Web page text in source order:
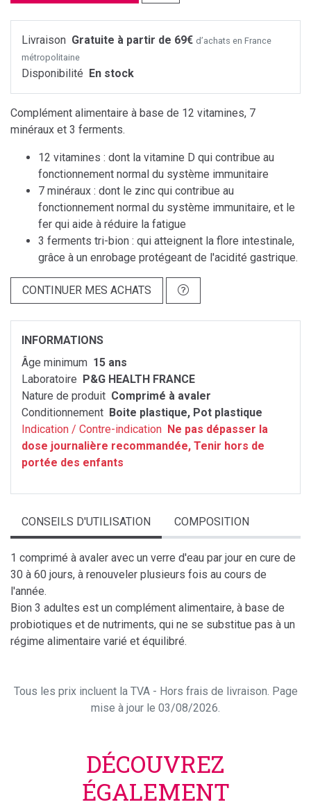
Livraison Gratuite à partir de 69€ d’achats en France
métropolitaine
Disponibilité En stock
Complément alimentaire à base de 12 vitamines, 7
minéraux et 3 ferments.
12 vitamines : dont la vitamine D qui contribue au
fonctionnement normal du système immunitaire
7 minéraux : dont le zinc qui contribue au
fonctionnement normal du système immunitaire, et le
fer qui aide à réduire la fatigue
3 ferments tri-bion : qui atteignent la flore intestinale,
grâce à un enrobage protégeant de l'acidité gastrique.
CONTINUER MES ACHATS
INFORMATIONS
Âge minimum 15 ans
Laboratoire P&G HEALTH FRANCE
Nature de produit Comprimé à avaler
Conditionnement Boite plastique, Pot plastique
Indication / Contre-indication Ne pas dépasser la
dose journalière recommandée, Tenir hors de
portée des enfants
CONSEILS D'UTILISATION COMPOSITION
1 comprimé à avaler avec un verre d'eau par jour en cure de
30 à 60 jours, à renouveler plusieurs fois au cours de
l'année.
Bion 3 adultes est un complément alimentaire, à base de
probiotiques et de nutriments, qui ne se substitue pas à un
régime alimentaire varié et équilibré.
Tous les prix incluent la TVA - Hors frais de livraison. Page
mise à jour le 03/08/2026.
DÉCOUVREZ
ÉGALEMENT